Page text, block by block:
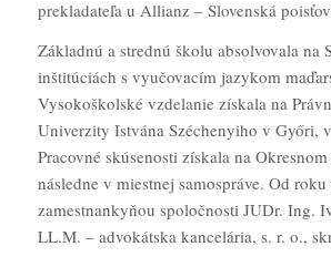
prekladateľa u Allianz – Slovenská
Základnú a strednú školu absolvovala na
inštitúciách s vyučovacím jazykom
Vysokoškolské vzdelanie získala na
Univerzity Istvána Széchenyiho v Győri,
Pracovné skúsenosti získala na
následne v miestnej samospráve. Od
zamestnankyňou spoločnosti JUDr. Ing.
LL.M. – advokátska kancelária, s. r. o.,